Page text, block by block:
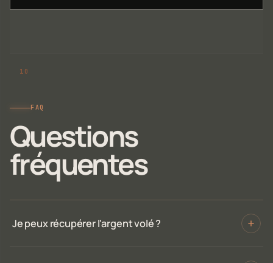
FAQ
Questions
fréquentes
Je peux récupérer l'argent volé ?